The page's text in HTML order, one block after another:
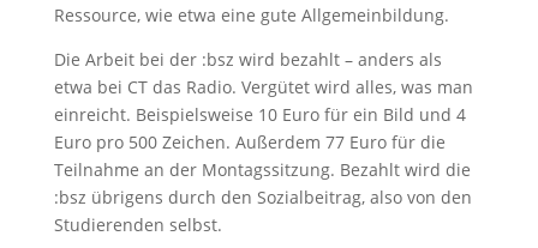
Ressource, wie etwa eine gute Allgemeinbildung.
Die Arbeit bei der :bsz wird bezahlt – anders als
etwa bei CT das Radio. Vergütet wird alles, was man
einreicht. Beispielsweise 10 Euro für ein Bild und 4
Euro pro 500 Zeichen. Außerdem 77 Euro für die
Teilnahme an der Montagssitzung. Bezahlt wird die
:bsz übrigens durch den Sozialbeitrag, also von den
Studierenden selbst.